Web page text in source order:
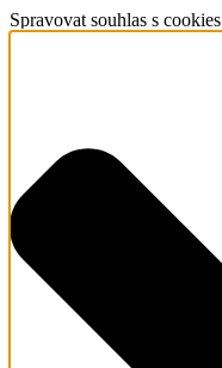
Spravovat souhlas s cookies